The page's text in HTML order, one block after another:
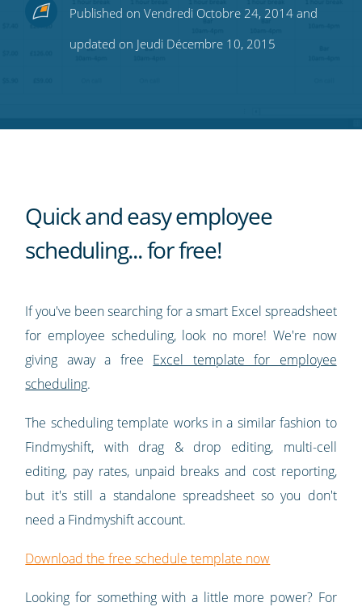
ShareShareShare
this
Share
this
Subscribe
to
RSS
Published on Vendredi Octobre 24, 2014 and
updated on Jeudi Décembre 10, 2015
Quick and easy employee
scheduling... for free!
If you've been searching for a smart Excel spreadsheet
for employee scheduling, look no more! We're now
giving away a free Excel template for employee
scheduling.
The scheduling template works in a similar fashion to
Findmyshift, with drag & drop editing, multi-cell
editing, pay rates, unpaid breaks and cost reporting,
but it's still a standalone spreadsheet so you don't
need a Findmyshift account.
Download the free schedule template now
Looking for something with a little more power? For